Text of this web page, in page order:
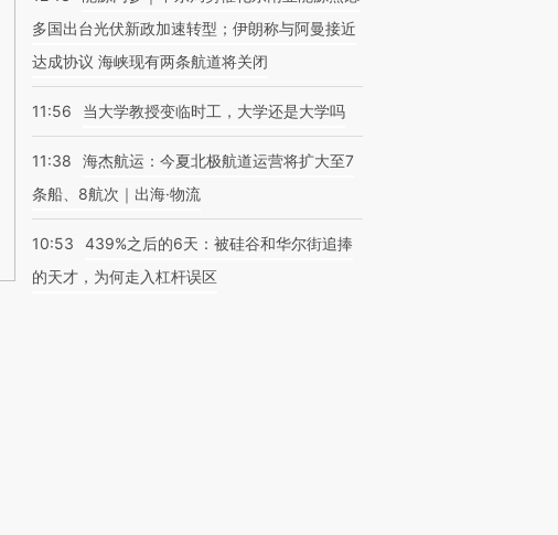
多国出台光伏新政加速转型；伊朗称与阿曼接近
达成协议 海峡现有两条航道将关闭
11:56 当大学教授变临时工，大学还是大学吗
11:38
海杰航运：今夏北极航道运营将扩大至7
条船、8航次｜出海·物流
10:53
439%之后的6天：被硅谷和华尔街追捧
的天才，为何走入杠杆误区